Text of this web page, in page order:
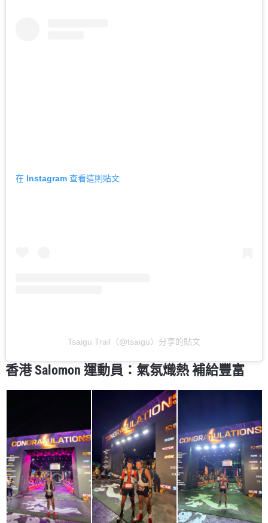
在 Instagram 查看這則貼文
Tsaigu Trail（@tsaigu）分享的貼文
香港 Salomon 運動員：氣氛熾熱 補給豐富